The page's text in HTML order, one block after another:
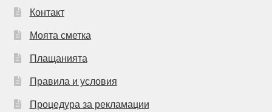
Контакт
Моята сметка
Плащанията
Правила и условия
Процедура за рекламации